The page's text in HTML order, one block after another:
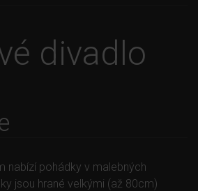
divadlo
nabízí pohádky v malebných
jsou hrané velkými (až 80cm)